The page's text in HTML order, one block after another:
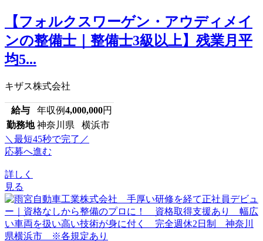
【フォルクスワーゲン・アウディメイ
ンの整備士｜整備士3級以上】残業月平
均5...
キザス株式会社
給与 年収例4,000,000円
勤務地 神奈川県 横浜市
＼最短45秒で完了／
応募へ進む
詳しく
見る